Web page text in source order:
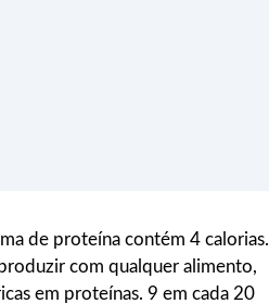
de proteína contém 4 calorias.
com qualquer alimento,
em proteínas. 9 em cada 20